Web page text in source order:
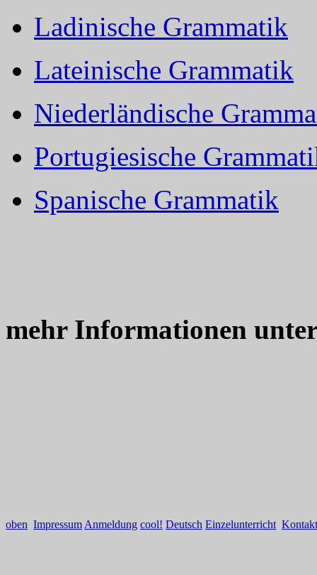
Ladinische Grammatik
Lateinische Grammatik
Niederländische
Portugiesische
Spanische Grammatik
mehr Informationen
oben Impressum Anmeldung cool! Deutsch Einzelunterricht Kontakt